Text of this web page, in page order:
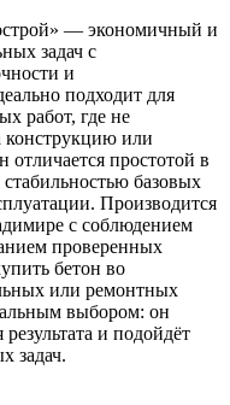
— экономичный и
задач с
и
подходит для
работ, где не
конструкцию или
отличается простотой в
базовых
Производится
с соблюдением
проверенных
бетон во
или ремонтных
выбором: он
и подойдёт
задач.